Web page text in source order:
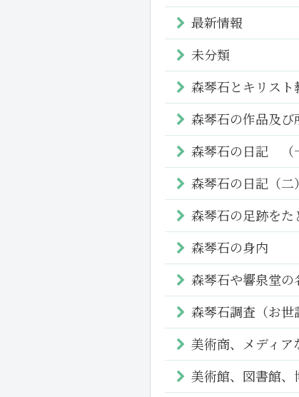
最新情報
未分類
森琴石とキリスト
森琴石の作品及び
森琴石の日記 （
森琴石の日記（二）
森琴石の足跡をた
森琴石の身内
森琴石や響泉堂の
森琴石調査（お世
美術商、メディア
美術館、図書館、